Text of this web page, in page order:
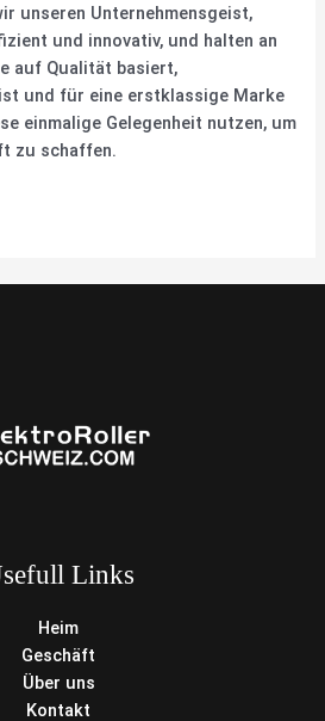
unseren Unternehmensgeist,
und innovativ, und halten an
auf Qualität basiert,
und für eine erstklassige Marke
einmalige Gelegenheit nutzen, um
zu schaffen.
Links
Heim
Geschäft
Über uns
Kontakt